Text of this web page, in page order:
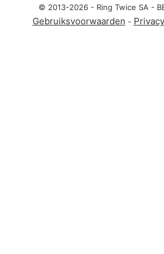
© 2013-2026 - Ring Twice SA -
Gebruiksvoorwaarden -